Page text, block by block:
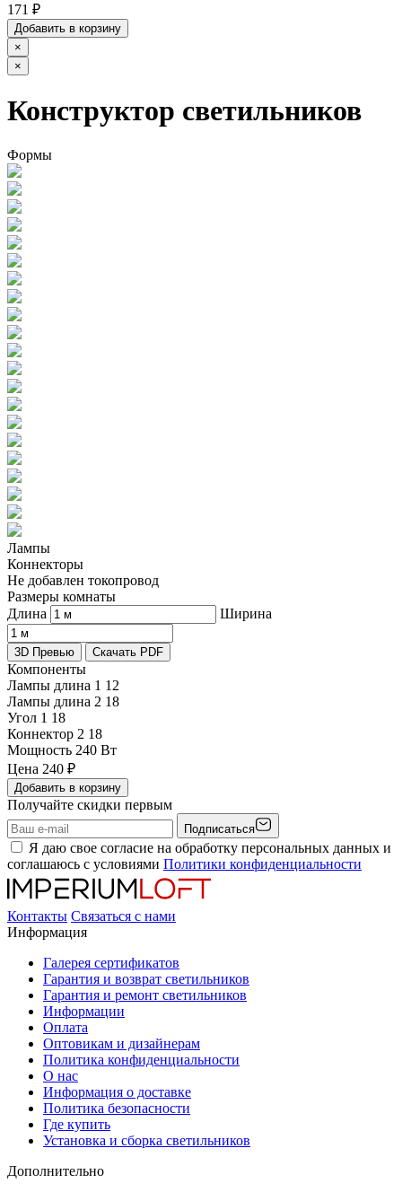
171 ₽
Добавить в корзину
×
×
Конструктор светильников
Формы
Лампы
Коннекторы
Не добавлен токопровод
Размеры комнаты
Длина
Ширина
3D Превью Скачать PDF
Компоненты
Лампы длина 1 12
Лампы длина 2 18
Угол 1 18
Коннектор 2 18
Мощность 240 Вт
Цена 240 ₽
Добавить в корзину
Получайте скидки первым
Подписаться
Я даю свое согласие на обработку персональных данных и
соглашаюсь с условиями Политики конфиденциальности
Контакты Связаться с нами
Информация
Галерея сертификатов
Гарантия и возврат светильников
Гарантия и ремонт светильников
Информации
Оплата
Оптовикам и дизайнерам
Политика конфиденциальности
О нас
Информация о доставке
Политика безопасности
Где купить
Установка и сборка светильников
Дополнительно